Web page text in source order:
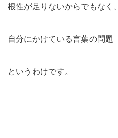
根性が足りないからでもなく、
自分にかけている言葉の問題
というわけです。